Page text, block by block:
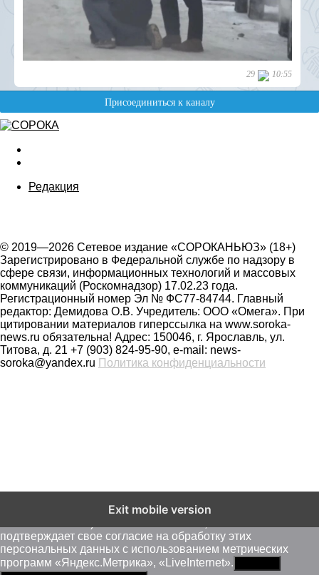
Редакция
© 2019—2026 Сетевое издание «СОРОКАНЬЮЗ» (18+)
Зарегистрировано в Федеральной службе по надзору в
сфере связи, информационных технологий и массовых
коммуникаций (Роскомнадзор) 17.02.23 года.
Регистрационный номер Эл № ФС77-84744. Главный
редактор: Демидова О.В. Учредитель: ООО «Омега». При
цитировании материалов гиперссылка на www.soroka-
news.ru обязательна! Адрес: 150046, г. Ярославль, ул.
Титова, д. 21 +7 (903) 824-95-90, e-mail: news-
soroka@yandex.ru Политика конфиденциальности
Exit mobile version
пользователей (cookie, данные об IP - адресе и
подтверждает свое согласие на обработку этих
персональных данных c использованием метрических
программ «Яндекс.Метрика», «LiveInternet».